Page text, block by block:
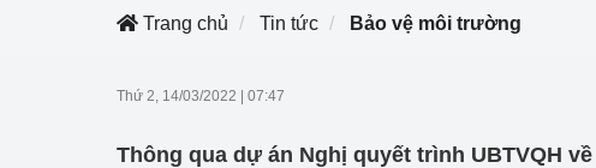
Hoạt
mại, Dịch vụ Việt Nam 2026
Trang chủ Tin tức Bảo vệ môi trường
Thứ 2, 14/03/2022 07:47
Thông qua dự án Nghị quyết trình UBTVQH